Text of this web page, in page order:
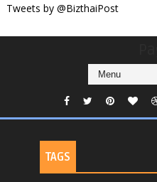
Tweets by @BizthaiPost
TAGS